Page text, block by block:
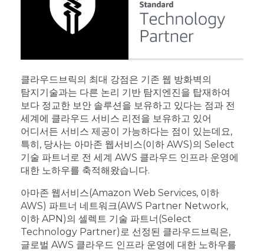
클라우드브릭의 최대 강점은 기존 웹 방화벽의
탐지기술과는 다른 논리 기반 탐지엔진을 탑재하여
보다 정교한 보안 솔루션을 보유하고 있다는 점과 전
세계에 클라우드 서비스 리전을 보유하고 있어
어디서든 서비스 제공이 가능하다는 점이 있는데요,
특히, 당사는 아마존 웹서비스(이하 AWS)의 Select
기술 파트너로 전 세계 AWS 클라우드 인프라 운영에
대한 노하우를 축적해왔습니다.
아마존 웹서비스(Amazon Web Services, 이하
AWS) 파트너 네트워크(AWS Partner Network,
이하 APN)의 셀렉트 기술 파트너(Select
Technology Partner)로 선정된 클라우드브릭은,
글로벌 AWS 클라우드 인프라 운영에 대한 노하우를